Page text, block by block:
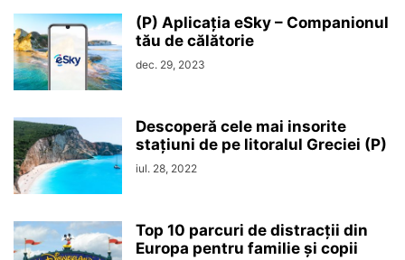
(P) Aplicația eSky – Companionul
tău de călătorie
dec. 29, 2023
Descoperă cele mai insorite
stațiuni de pe litoralul Greciei (P)
iul. 28, 2022
Top 10 parcuri de distracții din
Europa pentru familie și copii